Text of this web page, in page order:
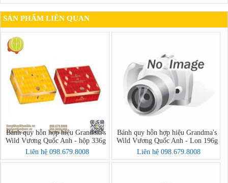
SẢN PHẨM LIÊN QUAN
Bánh quy hỗn hợp hiệu Grandma's
Wild Vương Quốc Anh - hộp 336g
Liên hệ 098.679.8008
Bánh quy hỗn hợp hiệu Grandma's
Wild Vương Quốc Anh - Lon 196g
Liên hệ 098.679.8008